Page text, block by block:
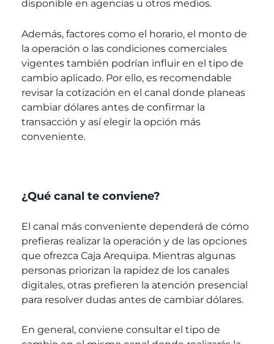
disponible en agencias u otros medios.
Además, factores como el horario, el monto de
la operación o las condiciones comerciales
vigentes también podrían influir en el tipo de
cambio aplicado. Por ello, es recomendable
revisar la cotización en el canal donde planeas
cambiar dólares antes de confirmar la
transacción y así elegir la opción más
conveniente.
¿Qué canal te conviene?
El canal más conveniente dependerá de cómo
prefieras realizar la operación y de las opciones
que ofrezca Caja Arequipa. Mientras algunas
personas priorizan la rapidez de los canales
digitales, otras prefieren la atención presencial
para resolver dudas antes de cambiar dólares.
En general, conviene consultar el tipo de